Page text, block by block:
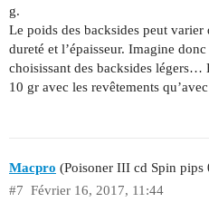
g.
Le poids des backsides peut
dureté et l’épaisseur. Imagine
choisissant des backsides légers…
10 gr avec les revêtements
Macpro (Poisoner III cd Spin
Février 16, 2017, 11:44
#7